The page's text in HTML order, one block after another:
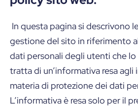
In questa pagina si descrivono
gestione del sito in riferimento
dati personali degli utenti che lo
tratta di un’informativa resa agli
materia di protezione dei dati
L’informativa è resa solo per il